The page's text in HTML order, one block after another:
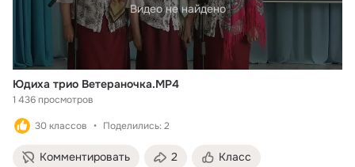
Видео не найдено
Юдиха трио Ветераночка.MP4
1 436 просмотров
30 классов Поделились: 2
Комментировать 2 Класс